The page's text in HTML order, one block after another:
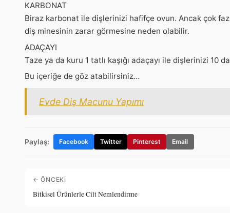
KARBONAT
Biraz karbonat ile dişlerinizi hafifçe ovun. Ancak çok
diş minesinin zarar görmesine neden olabilir.
ADAÇAYI
Taze ya da kuru 1 tatlı kaşığı adaçayı ile dişlerinizi 10
Bu içeriğe de göz atabilirsiniz…
Evde Diş Macunu Yapımı
Paylaş: Facebook Twitter Pinterest Email
← ÖNCEKI
Bitkisel Ürünlerle Cilt Nemlendirme